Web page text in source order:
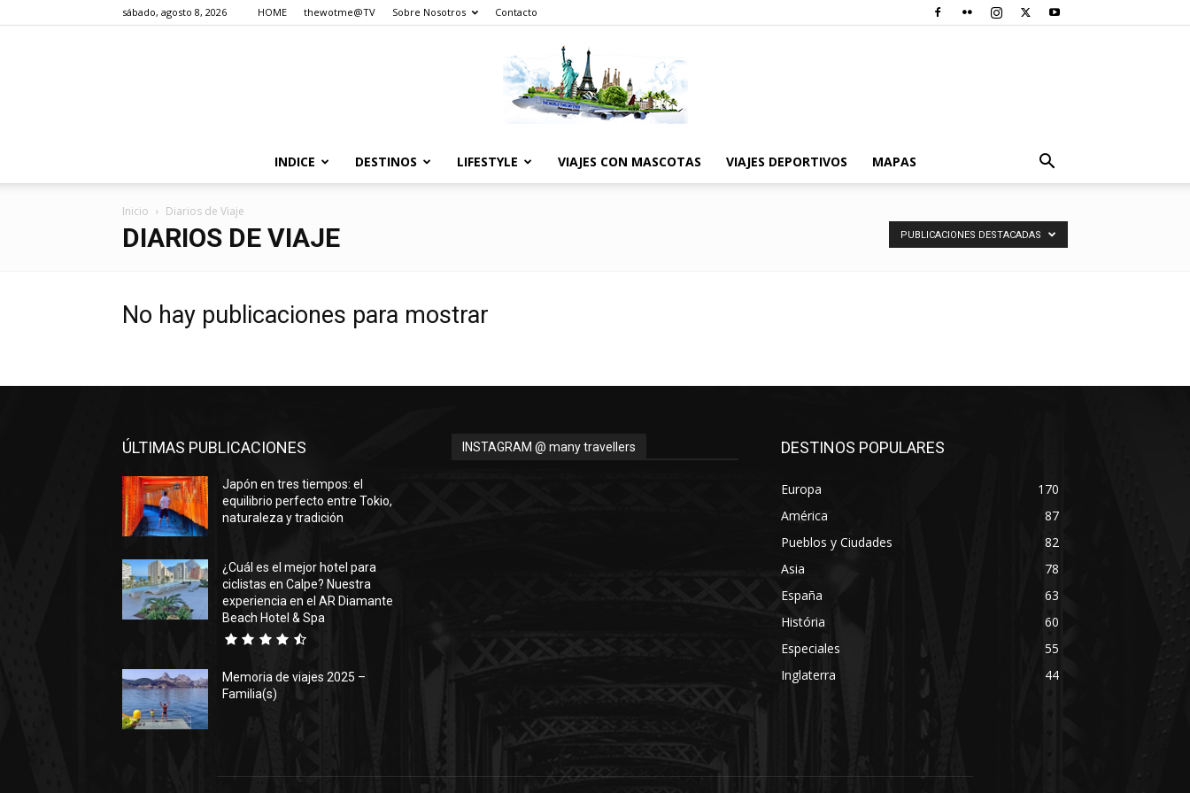
sábado, agosto 8, 2026 HOME thewotme@TV Sobre Nosotros Contacto
The
INDICE DESTINOS LIFESTYLE VIAJES CON MASCOTAS VIAJES DEPORTIVOS MAPAS
Inicio Diarios de Viaje
DIARIOS DE VIAJE PUBLICACIONES DESTACADAS
No hay publicaciones para mostrar
ÚLTIMAS PUBLICACIONES
Japón en tres tiempos: el
equilibrio perfecto entre Tokio,
naturaleza y tradición
¿Cuál es el mejor hotel para
ciclistas en Calpe? Nuestra
experiencia en el AR Diamante
Beach Hotel & Spa
Memoria de viajes 2025 –
Familia(s)
INSTAGRAM @ many travellers DESTINOS POPULARES
Europa
170
América
87
Pueblos y Ciudades
82
Asia
78
España
63
História
60
Especiales
55
Inglaterra
44